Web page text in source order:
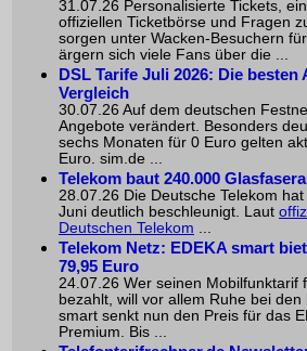
31.07.26 Personalisierte Tickets,
offiziellen Ticketbörse und Fragen
sorgen unter Wacken-Besuchern
ärgern sich viele Fans über die ...
DSL Tarife Juli 2026: Die
Vergleich
30.07.26 Auf dem deutschen
Angebote verändert. Besonders
sechs Monaten für 0 Euro gelten
Euro. sim.de ...
Telekom baut 240.000
28.07.26 Die Deutsche Telekom
Juni deutlich beschleunigt. Laut
Deutschen Telekom
Telekom Netz: EDEKA smart
79,95 Euro
24.07.26 Wer seinen Mobilfunktarif
bezahlt, will vor allem Ruhe bei den
smart senkt nun den Preis für das
Premium. Bis ...